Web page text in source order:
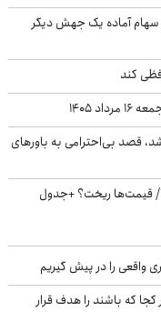
فردا شنبه ۱۷ مرداد ۱۴۰۵/ بازار سهام آماده یک جهش دیگر
کند
۱۴۰۵
قصد بی‌احترامی به باورهای
واقعی را در پیش گیریم
که باشند را هدف قرار